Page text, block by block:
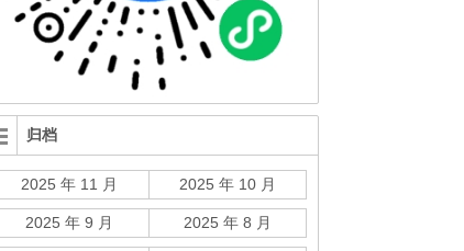
归档
2025 年 11 月 2025 年 10 月
2025 年 9 月 2025 年 8 月